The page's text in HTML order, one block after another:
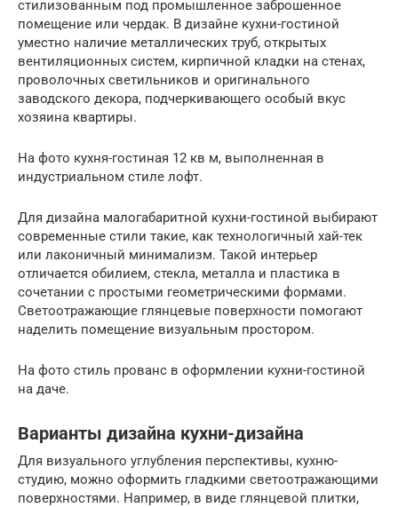
стилизованным под промышленное заброшенное
помещение или чердак. В дизайне кухни-гостиной
уместно наличие металлических труб, открытых
вентиляционных систем, кирпичной кладки на стенах,
проволочных светильников и оригинального
заводского декора, подчеркивающего особый вкус
хозяина квартиры.
На фото кухня-гостиная 12 кв м, выполненная в
индустриальном стиле лофт.
Для дизайна малогабаритной кухни-гостиной выбирают
современные стили такие, как технологичный хай-тек
или лаконичный минимализм. Такой интерьер
отличается обилием, стекла, металла и пластика в
сочетании с простыми геометрическими формами.
Светоотражающие глянцевые поверхности помогают
наделить помещение визуальным простором.
На фото стиль прованс в оформлении кухни-гостиной
на даче.
Варианты дизайна кухни-дизайна
Для визуального углубления перспективы, кухню-
студию, можно оформить гладкими светоотражающими
поверхностями. Например, в виде глянцевой плитки,